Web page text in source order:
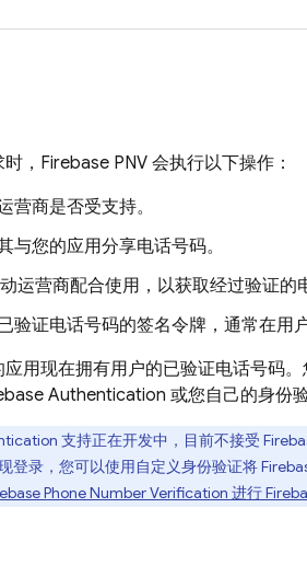
， Firebase PNV 会执行以下操作：
营商是否受支持。
与您的应用分享电话号码。
运营商配合使用，以获取经过验证的
验证电话号码的签名令牌，通常在用
用现在拥有用户的已验证电话号码
Authentication 或您自己的身份
支持正在开发中，目前不接受
登录，您可以使用自定义身份验证将
Phone Number Verification 进行